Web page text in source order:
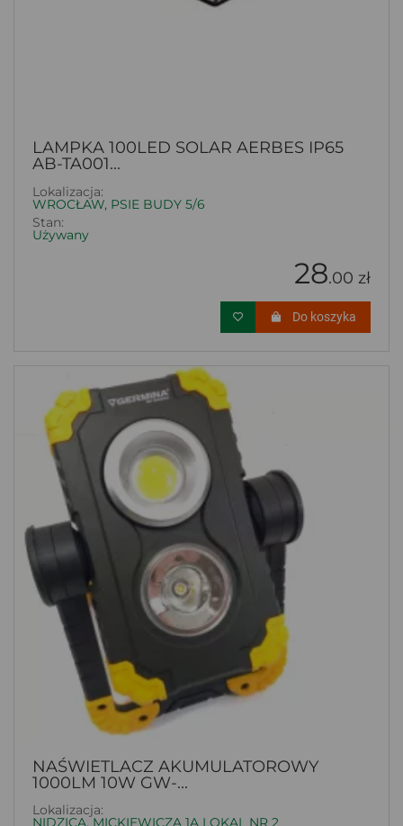
LAMPKA 100LED SOLAR AERBES IP65
AB-TA001...
Lokalizacja:
WROCŁAW, PSIE BUDY 5/6
Stan:
Używany
28.00 zł
Do koszyka
NAŚWIETLACZ AKUMULATOROWY
1000LM 10W GW-...
Lokalizacja: